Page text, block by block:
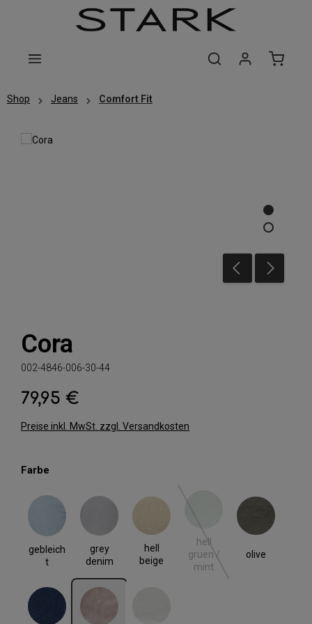
Zum Hauptinhalt springen
Shop Jeans Comfort Fit
Cora
002-4846-006-30-44
Regulärer Preis:
79,95 €
Preise inkl. MwSt. zzgl. Versandkosten
Farbe
gebleich
t
gebleicht
grey
denim
grey denim
hell
beige
hell beige
hell
gruen /
mint
hell gruen / mint
(Diese Option ist zurzeit
olive
olive
rinse blue rose